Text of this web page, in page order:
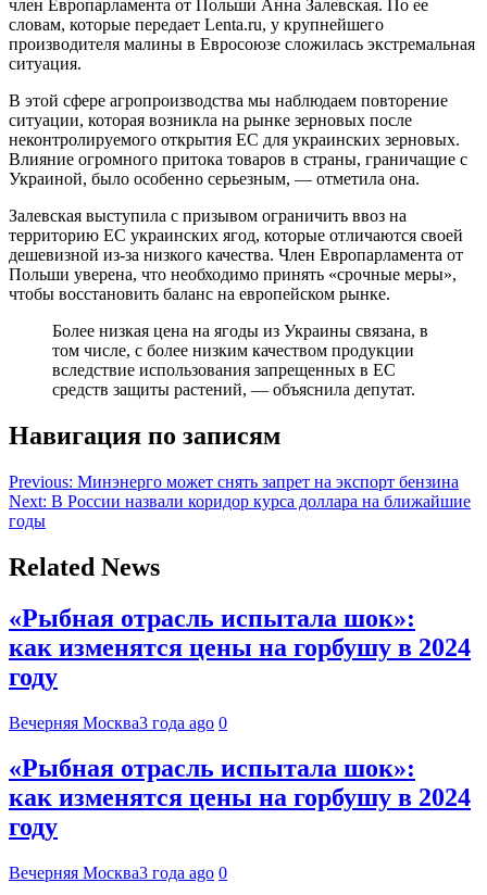
член Европарламента от Польши Анна Залевская. По ее
словам, которые передает Lenta.ru, у крупнейшего
производителя малины в Евросоюзе сложилась экстремальная
ситуация.
В этой сфере агропроизводства мы наблюдаем повторение
ситуации, которая возникла на рынке зерновых после
неконтролируемого открытия ЕС для украинских зерновых.
Влияние огромного притока товаров в страны, граничащие с
Украиной, было особенно серьезным, — отметила она.
Залевская выступила с призывом ограничить ввоз на
территорию ЕС украинских ягод, которые отличаются своей
дешевизной из-за низкого качества. Член Европарламента от
Польши уверена, что необходимо принять «срочные меры»,
чтобы восстановить баланс на европейском рынке.
Более низкая цена на ягоды из Украины связана, в
том числе, с более низким качеством продукции
вследствие использования запрещенных в ЕС
средств защиты растений, — объяснила депутат.
Навигация по записям
Previous: Минэнерго может снять запрет на экспорт бензина
Next: В России назвали коридор курса доллара на ближайшие
годы
Related News
«Рыбная отрасль испытала шок»:
как изменятся цены на горбушу в 2024
году
Вечерняя Москва3 года ago 0
«Рыбная отрасль испытала шок»:
как изменятся цены на горбушу в 2024
году
Вечерняя Москва3 года ago 0